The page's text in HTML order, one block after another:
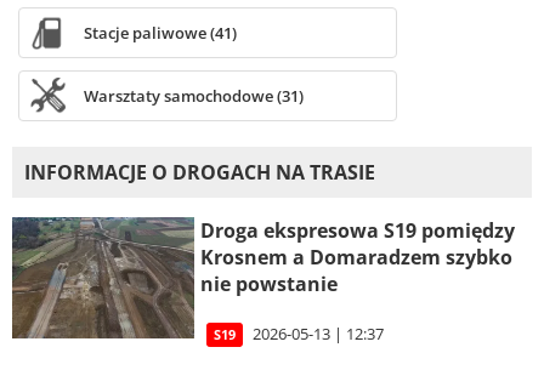
Stacje paliwowe (41)
Warsztaty samochodowe (31)
INFORMACJE O DROGACH NA TRASIE
Droga ekspresowa S19 pomiędzy
Krosnem a Domaradzem szybko
nie powstanie
S19 2026-05-13 | 12:37